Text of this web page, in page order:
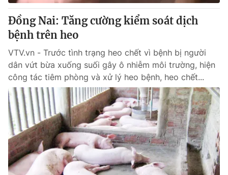
Đồng Nai: Tăng cường kiểm soát dịch
bệnh trên heo
VTV.vn - Trước tình trạng heo chết vì bệnh bị người
dân vứt bừa xuống suối gây ô nhiễm môi trường, hiện
công tác tiêm phòng và xử lý heo bệnh, heo chết...